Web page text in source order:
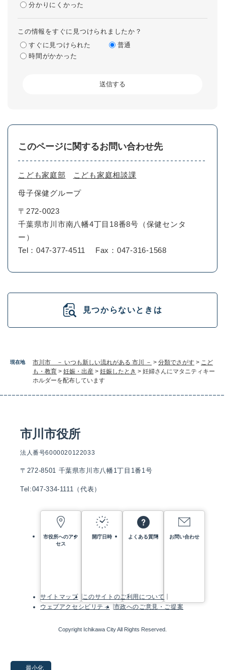
現在地 市川市 － いつも新しい流れがある 市川 － > 分類でさがす > こど
も・教育 > 妊娠・出産 > 妊娠したとき > 妊婦さんにマタニティキー
ホルダーを配布しています
分かりにくかった
この情報をすぐに見つけられましたか？
すぐに見つけられた
普通
時間がかかった
このページに関するお問い合わせ先
こども家庭部 こども家庭相談課
母子保健グループ
〒272-0023
千葉県市川市南八幡4丁目18番8号（保健センタ
ー）
Tel：047-377-4511
Fax：047-316-1568
見つからないときは
市川市役所
法人番号6000020122033
〒272-8501 千葉県市川市八幡1丁目1番1号
Tel:047-334-1111（代表）
市役所へのアク
セス
開庁日時 よくある質問 お問い合わせ
サイトマップ
このサイトのご利用について
ウェブアクセシビリティ
市政へのご意見・ご提案
Copyright Ichikawa City All Rights Reserved.
最小化